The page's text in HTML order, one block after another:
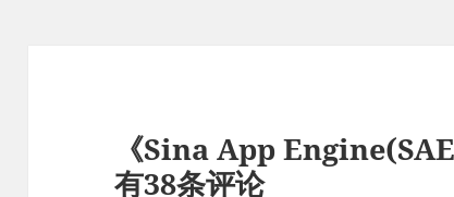
《Sina App
有38条评论